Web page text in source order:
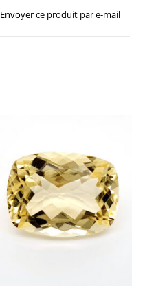
Envoyer ce produit par e-mail